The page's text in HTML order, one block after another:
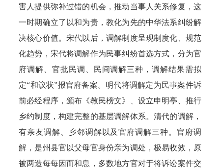
害人提供弥补过错的机会，推动当事人关系修复，这
一时期确立了以和为贵，教化为先的中华法系纠纷解
决核心价值。宋代以后，调解制度呈现制度化、规范
化趋势，宋代将调解作为民事纠纷首选方式，分为官
府调解、官批民调、民间调解三种，调解结果需拟
定“和议状”报官府备案。明代将调解定为民事案件诉
前必经程序，颁布《教民榜文》、设立申明亭、推行
乡约制度，构建完整的基层调解体系。清代的调解，
有亲友调解、乡邻调解以及官府调解三种。官府调
解，是州县官以父母官身份亲为调处，极易收效，原
被两造每每因而和息，多数地方官对于将诉讼案件交